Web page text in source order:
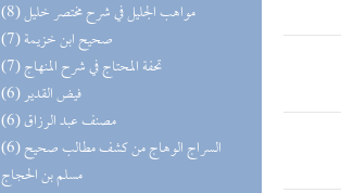
(8) مواهب الجليل في شرح مختصر خليل
(7) صحيح ابن خزيمة
(7) تحفة المحتاج في شرح المنهاج
(6) فيض القدير
(6) مصنف عبد الرزاق
(6) السراج الوهاج من كشف مطالب صحيح
مسلم بن الحجاج